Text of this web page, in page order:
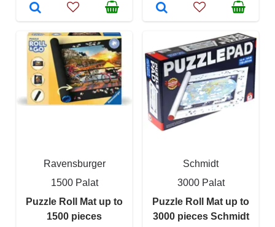
Ravensburger
1500 Palat
Puzzle Roll Mat up to
1500 pieces
Schmidt
3000 Palat
Puzzle Roll Mat up to
3000 pieces Schmidt